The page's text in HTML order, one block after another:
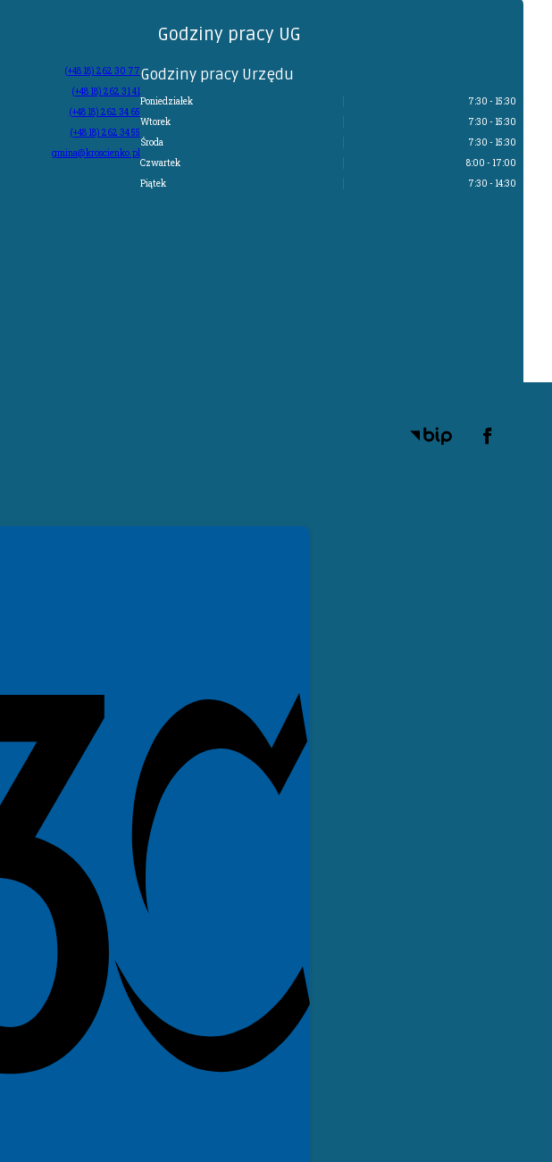
(+48 18) 262 30 77
(+48 18) 262 31 41
(+48 18) 262 34 65
(+48 18) 262 34 55
gmina@kroscienko.pl
Godziny pracy UG
Godziny pracy Urzędu
Poniedziałek
7:30 - 15:30
Wtorek
7:30 - 15:30
Środa
7:30 - 15:30
Czwartek
8:00 - 17:00
Piątek
7:30 - 14:30